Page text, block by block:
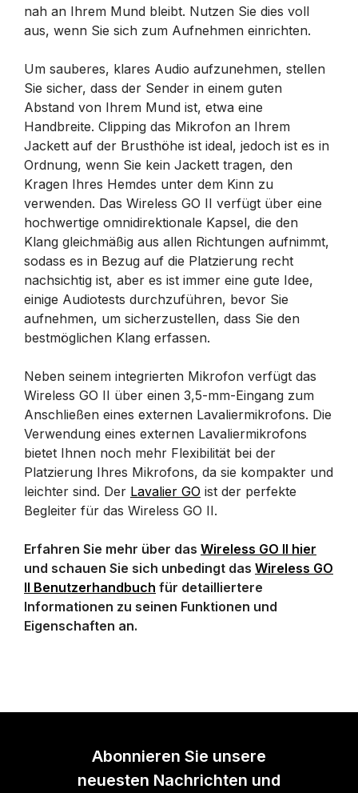
nah an Ihrem Mund bleibt. Nutzen Sie dies voll
aus, wenn Sie sich zum Aufnehmen einrichten.
Um sauberes, klares Audio aufzunehmen, stellen
Sie sicher, dass der Sender in einem guten
Abstand von Ihrem Mund ist, etwa eine
Handbreite. Clipping das Mikrofon an Ihrem
Jackett auf der Brusthöhe ist ideal, jedoch ist es in
Ordnung, wenn Sie kein Jackett tragen, den
Kragen Ihres Hemdes unter dem Kinn zu
verwenden. Das Wireless GO II verfügt über eine
hochwertige omnidirektionale Kapsel, die den
Klang gleichmäßig aus allen Richtungen aufnimmt,
sodass es in Bezug auf die Platzierung recht
nachsichtig ist, aber es ist immer eine gute Idee,
einige Audiotests durchzuführen, bevor Sie
aufnehmen, um sicherzustellen, dass Sie den
bestmöglichen Klang erfassen.
Neben seinem integrierten Mikrofon verfügt das
Wireless GO II über einen 3,5-mm-Eingang zum
Anschließen eines externen Lavaliermikrofons. Die
Verwendung eines externen Lavaliermikrofons
bietet Ihnen noch mehr Flexibilität bei der
Platzierung Ihres Mikrofons, da sie kompakter und
leichter sind. Der Lavalier GO ist der perfekte
Begleiter für das Wireless GO II.
Erfahren Sie mehr über das Wireless GO II hier
und schauen Sie sich unbedingt das Wireless GO
II Benutzerhandbuch für detailliertere
Informationen zu seinen Funktionen und
Eigenschaften an.
Abonnieren Sie unsere
neuesten Nachrichten und